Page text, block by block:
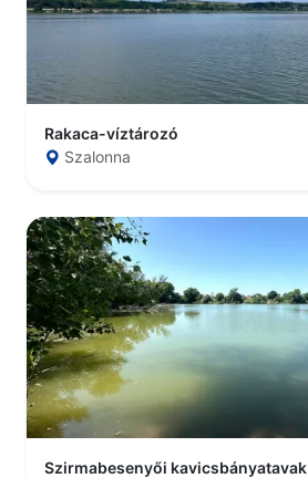
Rakaca-víztározó
Szalonna
Szirmabesenyői kavicsbányatavak